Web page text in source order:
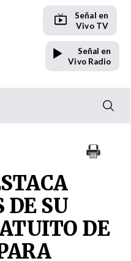
Señal en
Vivo TV
Señal en
Vivo Radio
DE SU
DE